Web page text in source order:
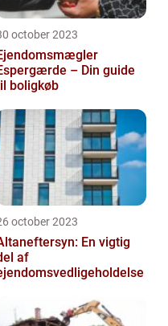
october 2023
– Din guide
boligkøb
october 2023
En vigtig
af